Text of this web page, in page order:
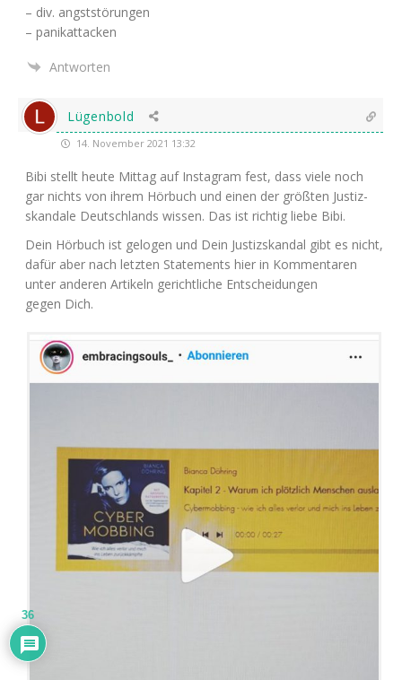
– div. angststörungen
– panikattacken
Antworten
Lügenbold
14. November 2021 13:32
Bibi stellt heu­te Mit­tag auf Insta­gram fest, dass vie­le noch
gar nichts von ihrem Hör­buch und einen der größ­ten Jus­tiz­
skan­da­le Deutsch­lands wis­sen. Das ist rich­tig lie­be Bibi.
Dein Hör­buch ist gelo­gen und Dein Jus­tiz­skan­dal gibt es nicht,
dafür aber nach letz­ten State­ments hier in Kom­men­ta­ren
unter ande­ren Arti­keln gericht­li­che Ent­schei­dun­gen
gegen Dich.
36